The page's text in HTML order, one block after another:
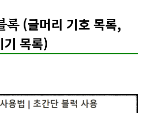
록(글머리 기호 목록,
기 목록)